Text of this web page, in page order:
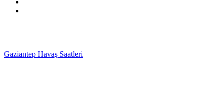
Gaziantep Havaş Saatleri